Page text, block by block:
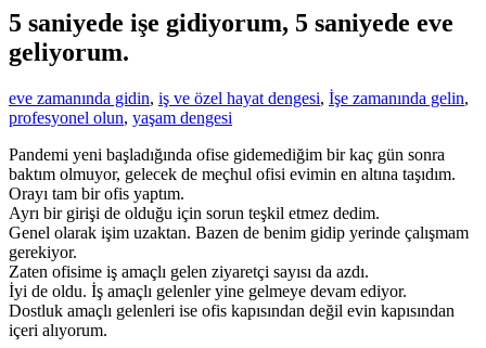
5 saniyede işe gidiyorum, 5 saniyede eve
geliyorum.
eve zamanında gidin, iş ve özel hayat dengesi, İşe zamanında gelin,
profesyonel olun, yaşam dengesi
Pandemi yeni başladığında ofise gidemediğim bir kaç gün sonra
baktım olmuyor, gelecek de meçhul ofisi evimin en altına taşıdım.
Orayı tam bir ofis yaptım.
Ayrı bir girişi de olduğu için sorun teşkil etmez dedim.
Genel olarak işim uzaktan. Bazen de benim gidip yerinde çalışmam
gerekiyor.
Zaten ofisime iş amaçlı gelen ziyaretçi sayısı da azdı.
İyi de oldu. İş amaçlı gelenler yine gelmeye devam ediyor.
Dostluk amaçlı gelenleri ise ofis kapısından değil evin kapısından
içeri alıyorum.